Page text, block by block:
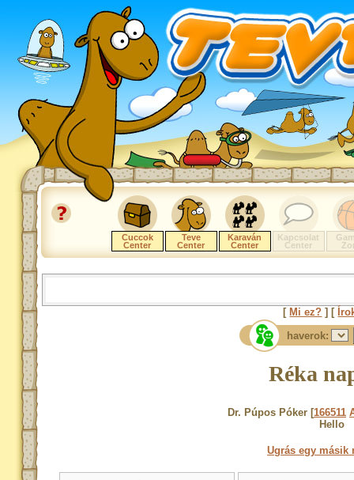
Cuccok
Center
Teve
Center
Karaván
Center
Kapcsolat
Center
[ Mi ez? ] [
haverok:
Réka
Dr. Púpos Póker [166511
Hello
Ugrás egy másik